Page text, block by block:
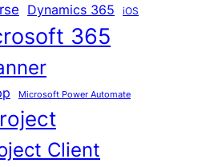
Dynamics 365 iOS
365
Microsoft Power Automate
Client